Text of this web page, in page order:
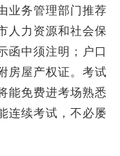
业务管理部门推荐
人力资源和社会保
函中须注明；户口
房屋产权证。考试
能免费进考场熟悉
连续考试，不必屡